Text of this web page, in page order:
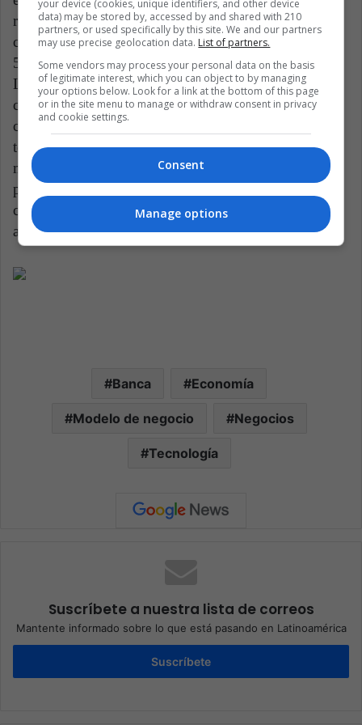
reto para que los bancos puedan interactuar con sus
clientes. Latinia recientemente, realizó una encuesta a
500 ejecutivos del sector en 16 países de
Latinoamérica y España y una de sus grandes
conclusiones fue que el 64% de las personas
consideró que el Covid-19 contribuirá a promover la
toma de decisiones atrasadas en los bancos. La
medición también encontró que los bancos deberían
promover principalmente la creación de más canales
con los clientes y los pagos digitales ante la
aceleración en la desaparición del efectivo.
Banca Economía
Modelo de negocio Negocios
Tecnología
Suscríbete a nuestra lista de correos
Mantente informado sobre lo que está pasando en Latinoamérica
Suscríbete
your device (cookies, unique identifiers, and other device
data) may be stored by, accessed by and shared with 210
partners, or used specifically by this site. We and our partners
may use precise geolocation data. List of partners.
Some vendors may process your personal data on the basis
of legitimate interest, which you can object to by managing
your options below. Look for a link at the bottom of this page
or in the site menu to manage or withdraw consent in privacy
and cookie settings.
Consent
Manage options